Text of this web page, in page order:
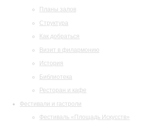
Планы залов
Структура
Как добраться
Визит в филармонию
История
Библиотека
Ресторан и кафе
Фестивали и гастроли
Фестиваль «Площадь Искусств»